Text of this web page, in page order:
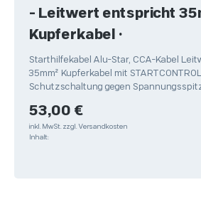
- Leitwert entspricht
Kupferkabel •
Starthilfekabel Alu-Star, CCA-Kabel
35mm² Kupferkabel mit
Schutzschaltung gegen
Regulärer Preis:
53,00 €
inkl. MwSt. zzgl. Versandkosten
Inhalt: